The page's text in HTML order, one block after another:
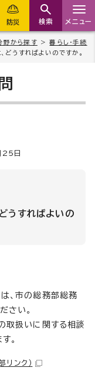
防災 検索 メニュー
野から探す >暮らし・手続
うすればよいのですか。
25 日
うすればよいの
、市の総務部総務
さい。
取扱いに関する相談
。
リンク）